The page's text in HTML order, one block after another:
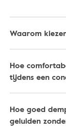
Waarom
Hoe
tijdens een
Hoe goed
geluiden